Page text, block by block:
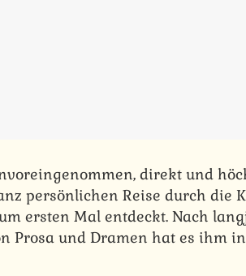
direkt und
persönlichen Reise durch die
ersten Mal entdeckt. Nach
Prosa und Dramen hat es ihm